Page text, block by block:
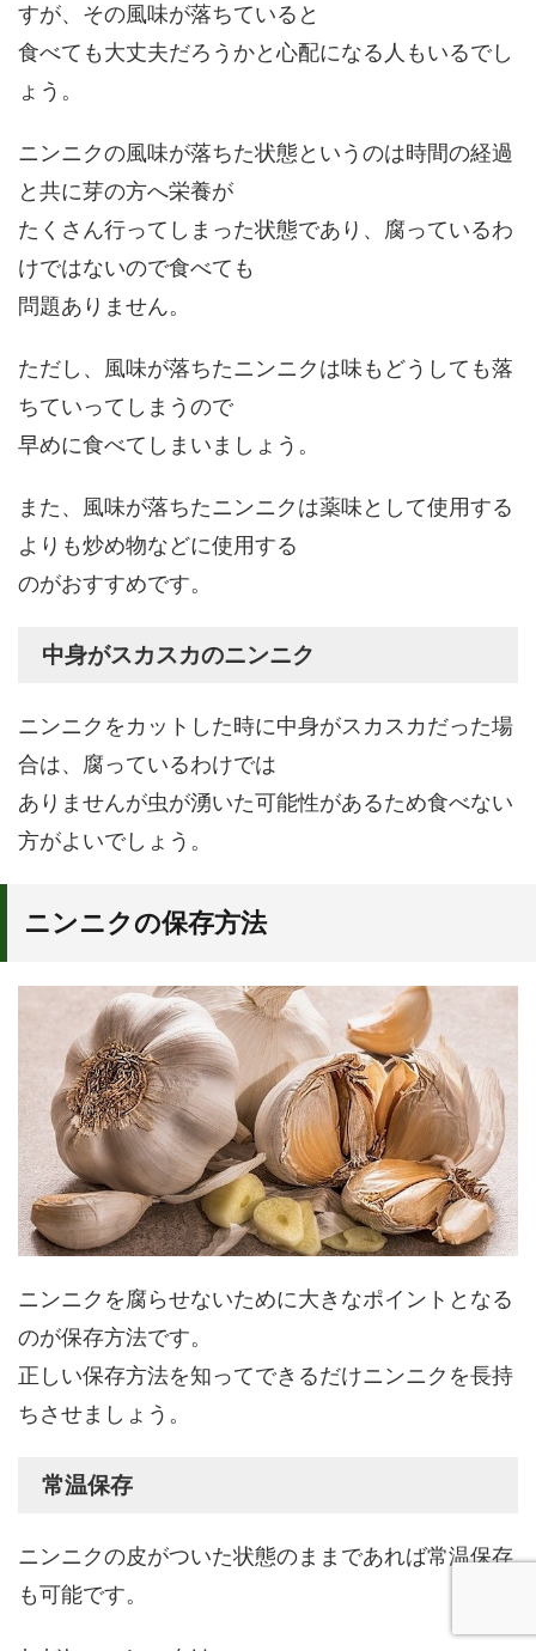
すが、その風味が落ちていると
食べても大丈夫だろうかと心配になる人もいるでし
ょう。
ニンニクの風味が落ちた状態というのは時間の経過
と共に芽の方へ栄養が
たくさん行ってしまった状態であり、腐っているわ
けではないので食べても
問題ありません。
ただし、風味が落ちたニンニクは味もどうしても落
ちていってしまうので
早めに食べてしまいましょう。
また、風味が落ちたニンニクは薬味として使用する
よりも炒め物などに使用する
のがおすすめです。
中身がスカスカのニンニク
ニンニクをカットした時に中身がスカスカだった場
合は、腐っているわけでは
ありませんが虫が湧いた可能性があるため食べない
方がよいでしょう。
ニンニクの保存方法
ニンニクを腐らせないために大きなポイントとなる
のが保存方法です。
正しい保存方法を知ってできるだけニンニクを長持
ちさせましょう。
常温保存
ニンニクの皮がついた状態のままであれば常温保存
も可能です。